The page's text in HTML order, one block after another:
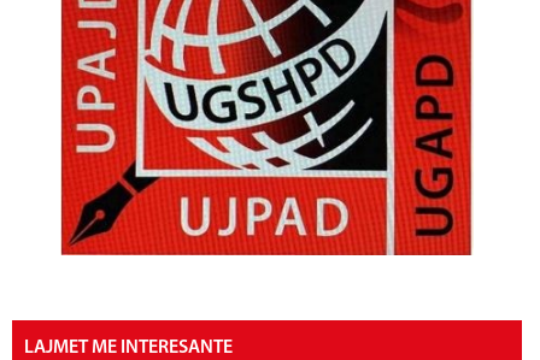
LAJMET ME INTERESANTE